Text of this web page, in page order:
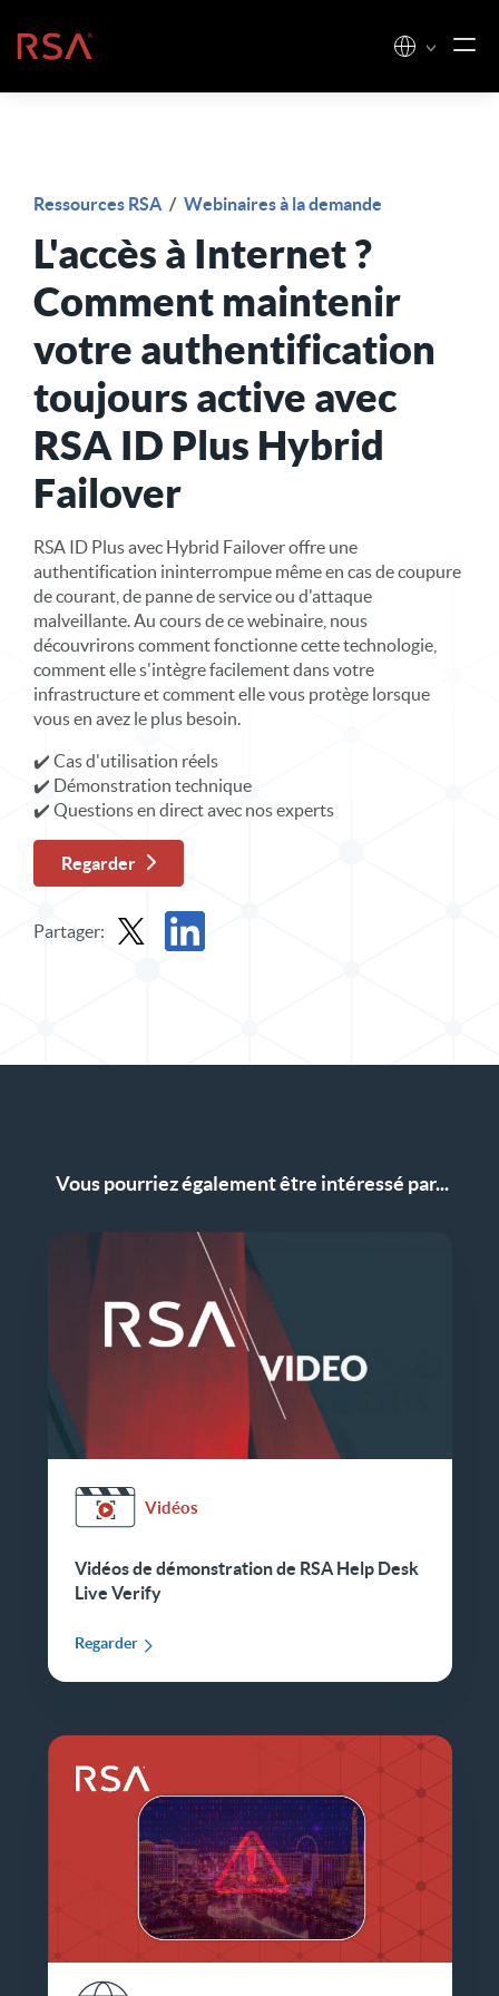
Accueil
Ressources RSA / Webinaires à la demande
L'accès à Internet ?
Comment maintenir
votre authentification
toujours active avec
RSA ID Plus Hybrid
Failover
RSA ID Plus avec Hybrid Failover offre une
authentification ininterrompue même en cas de coupure
de courant, de panne de service ou d'attaque
malveillante. Au cours de ce webinaire, nous
découvrirons comment fonctionne cette technologie,
comment elle s'intègre facilement dans votre
infrastructure et comment elle vous protège lorsque
vous en avez le plus besoin.
✔️ Cas d'utilisation réels
✔️ Démonstration technique
✔️ Questions en direct avec nos experts
Regarder
Partager:
Vous pourriez également être intéressé par...
Vidéos
Vidéos de démonstration de RSA Help Desk
Live Verify
Regarder